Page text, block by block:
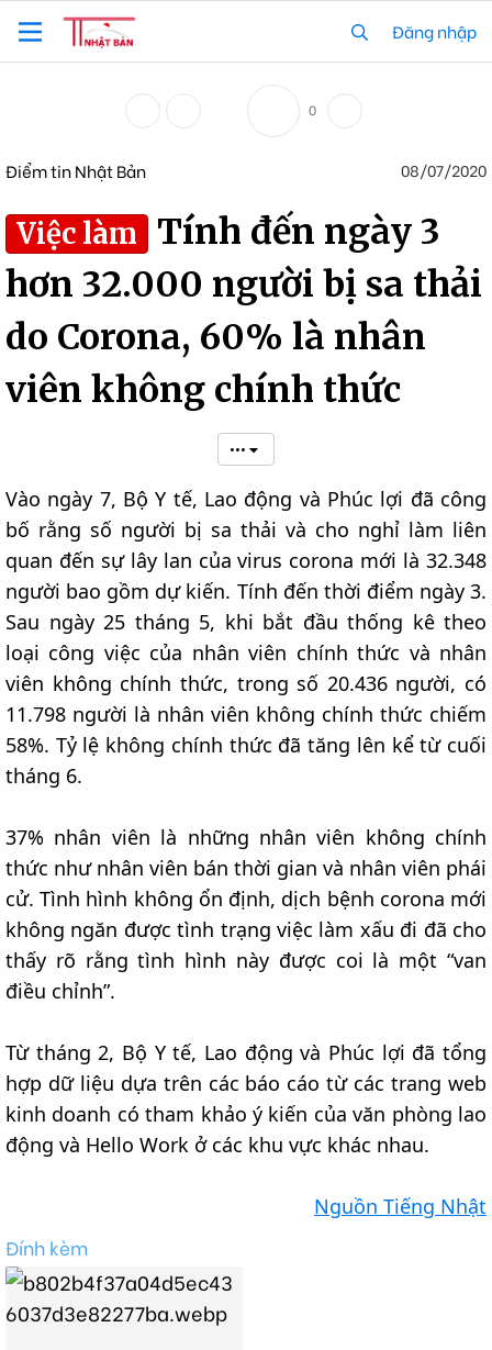
Đăng nhập
0
Điểm tin Nhật Bản 08/07/2020
Việc làm
Tính đến ngày 3
hơn 32.000 người bị sa thải
do Corona, 60% là nhân
viên không chính thức
•••
Vào ngày 7, Bộ Y tế, Lao động và Phúc lợi đã công
bố rằng số người bị sa thải và cho nghỉ làm liên
quan đến sự lây lan của virus corona mới là 32.348
người bao gồm dự kiến. Tính đến thời điểm ngày 3.
Sau ngày 25 tháng 5, khi bắt đầu thống kê theo
loại công việc của nhân viên chính thức và nhân
viên không chính thức, trong số 20.436 người, có
11.798 người là nhân viên không chính thức chiếm
58%. Tỷ lệ không chính thức đã tăng lên kể từ cuối
tháng 6.
37% nhân viên là những nhân viên không chính
thức như nhân viên bán thời gian và nhân viên phái
cử. Tình hình không ổn định, dịch bệnh corona mới
không ngăn được tình trạng việc làm xấu đi đã cho
thấy rõ rằng tình hình này được coi là một “van
điều chỉnh”.
Từ tháng 2, Bộ Y tế, Lao động và Phúc lợi đã tổng
hợp dữ liệu dựa trên các báo cáo từ các trang web
kinh doanh có tham khảo ý kiến của văn phòng lao
động và Hello Work ở các khu vực khác nhau.
Nguồn Tiếng Nhật
Đính kèm